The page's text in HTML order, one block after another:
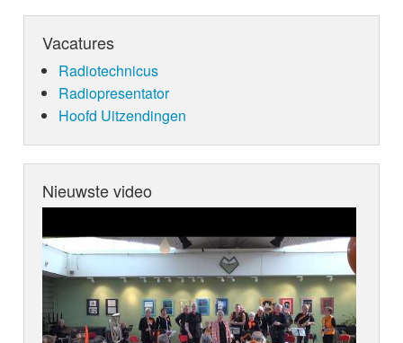
Vacatures
Radiotechnicus
Radiopresentator
Hoofd Uitzendingen
Nieuwste video